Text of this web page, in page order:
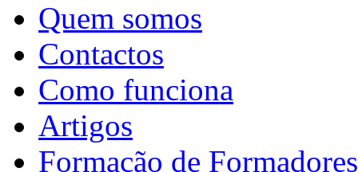
Quem somos
Contactos
Como funciona
Artigos
Formação de Formadores